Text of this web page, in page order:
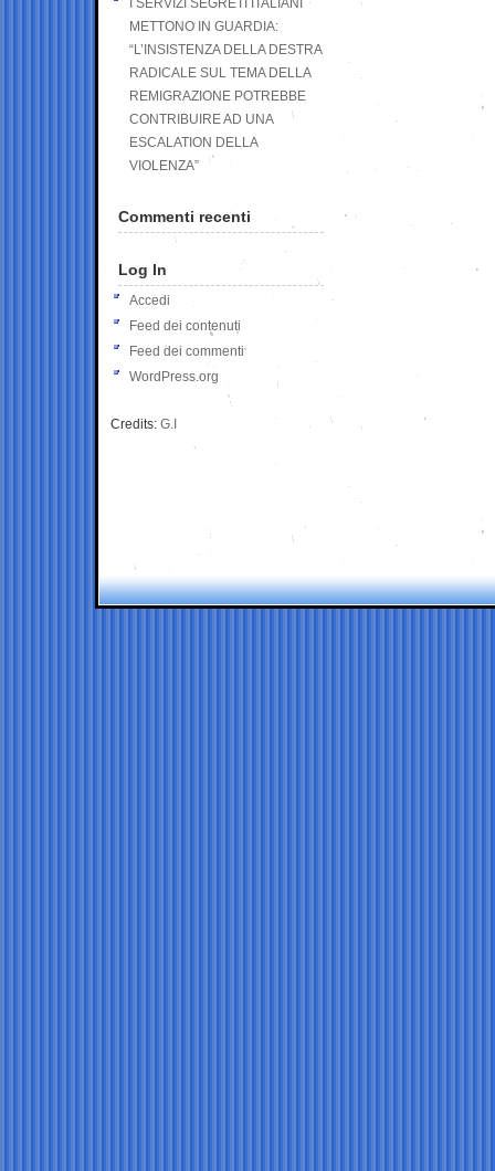
I SERVIZI SEGRETI ITALIANI
METTONO IN GUARDIA:
“L’INSISTENZA DELLA DESTRA
RADICALE SUL TEMA DELLA
REMIGRAZIONE POTREBBE
CONTRIBUIRE AD UNA
ESCALATION DELLA
VIOLENZA”
Commenti recenti
Log In
Accedi
Feed dei contenuti
Feed dei commenti
WordPress.org
Credits: G.I